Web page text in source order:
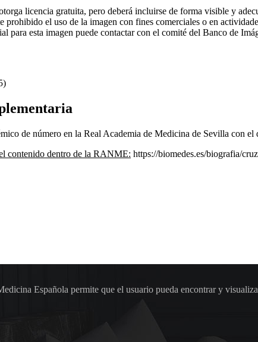
licencia gratuita, pero deberá incluirse de forma visible y
prohibido el uso de la imagen con fines comerciales o en
para esta imagen puede contactar con el comité del Banco de
de número en la Real Academia de Medicina de Sevilla con
contenido dentro de la RANME: https://biomedes.es/biografia/
Española permite que el usuario pueda encontrar y